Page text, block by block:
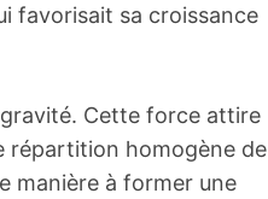
favorisait sa croissance
Cette force attire
répartition homogène de
manière à former une